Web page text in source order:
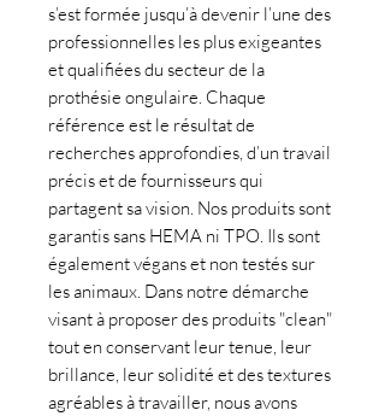
s’est formée jusqu’à devenir l’une des
professionnelles les plus exigeantes
et qualifiées du secteur de la
prothésie ongulaire. Chaque
référence est le résultat de
recherches approfondies, d’un travail
précis et de fournisseurs qui
partagent sa vision. Nos produits sont
garantis sans HEMA ni TPO. Ils sont
également végans et non testés sur
les animaux. Dans notre démarche
visant à proposer des produits "clean"
tout en conservant leur tenue, leur
brillance, leur solidité et des textures
agréables à travailler, nous avons